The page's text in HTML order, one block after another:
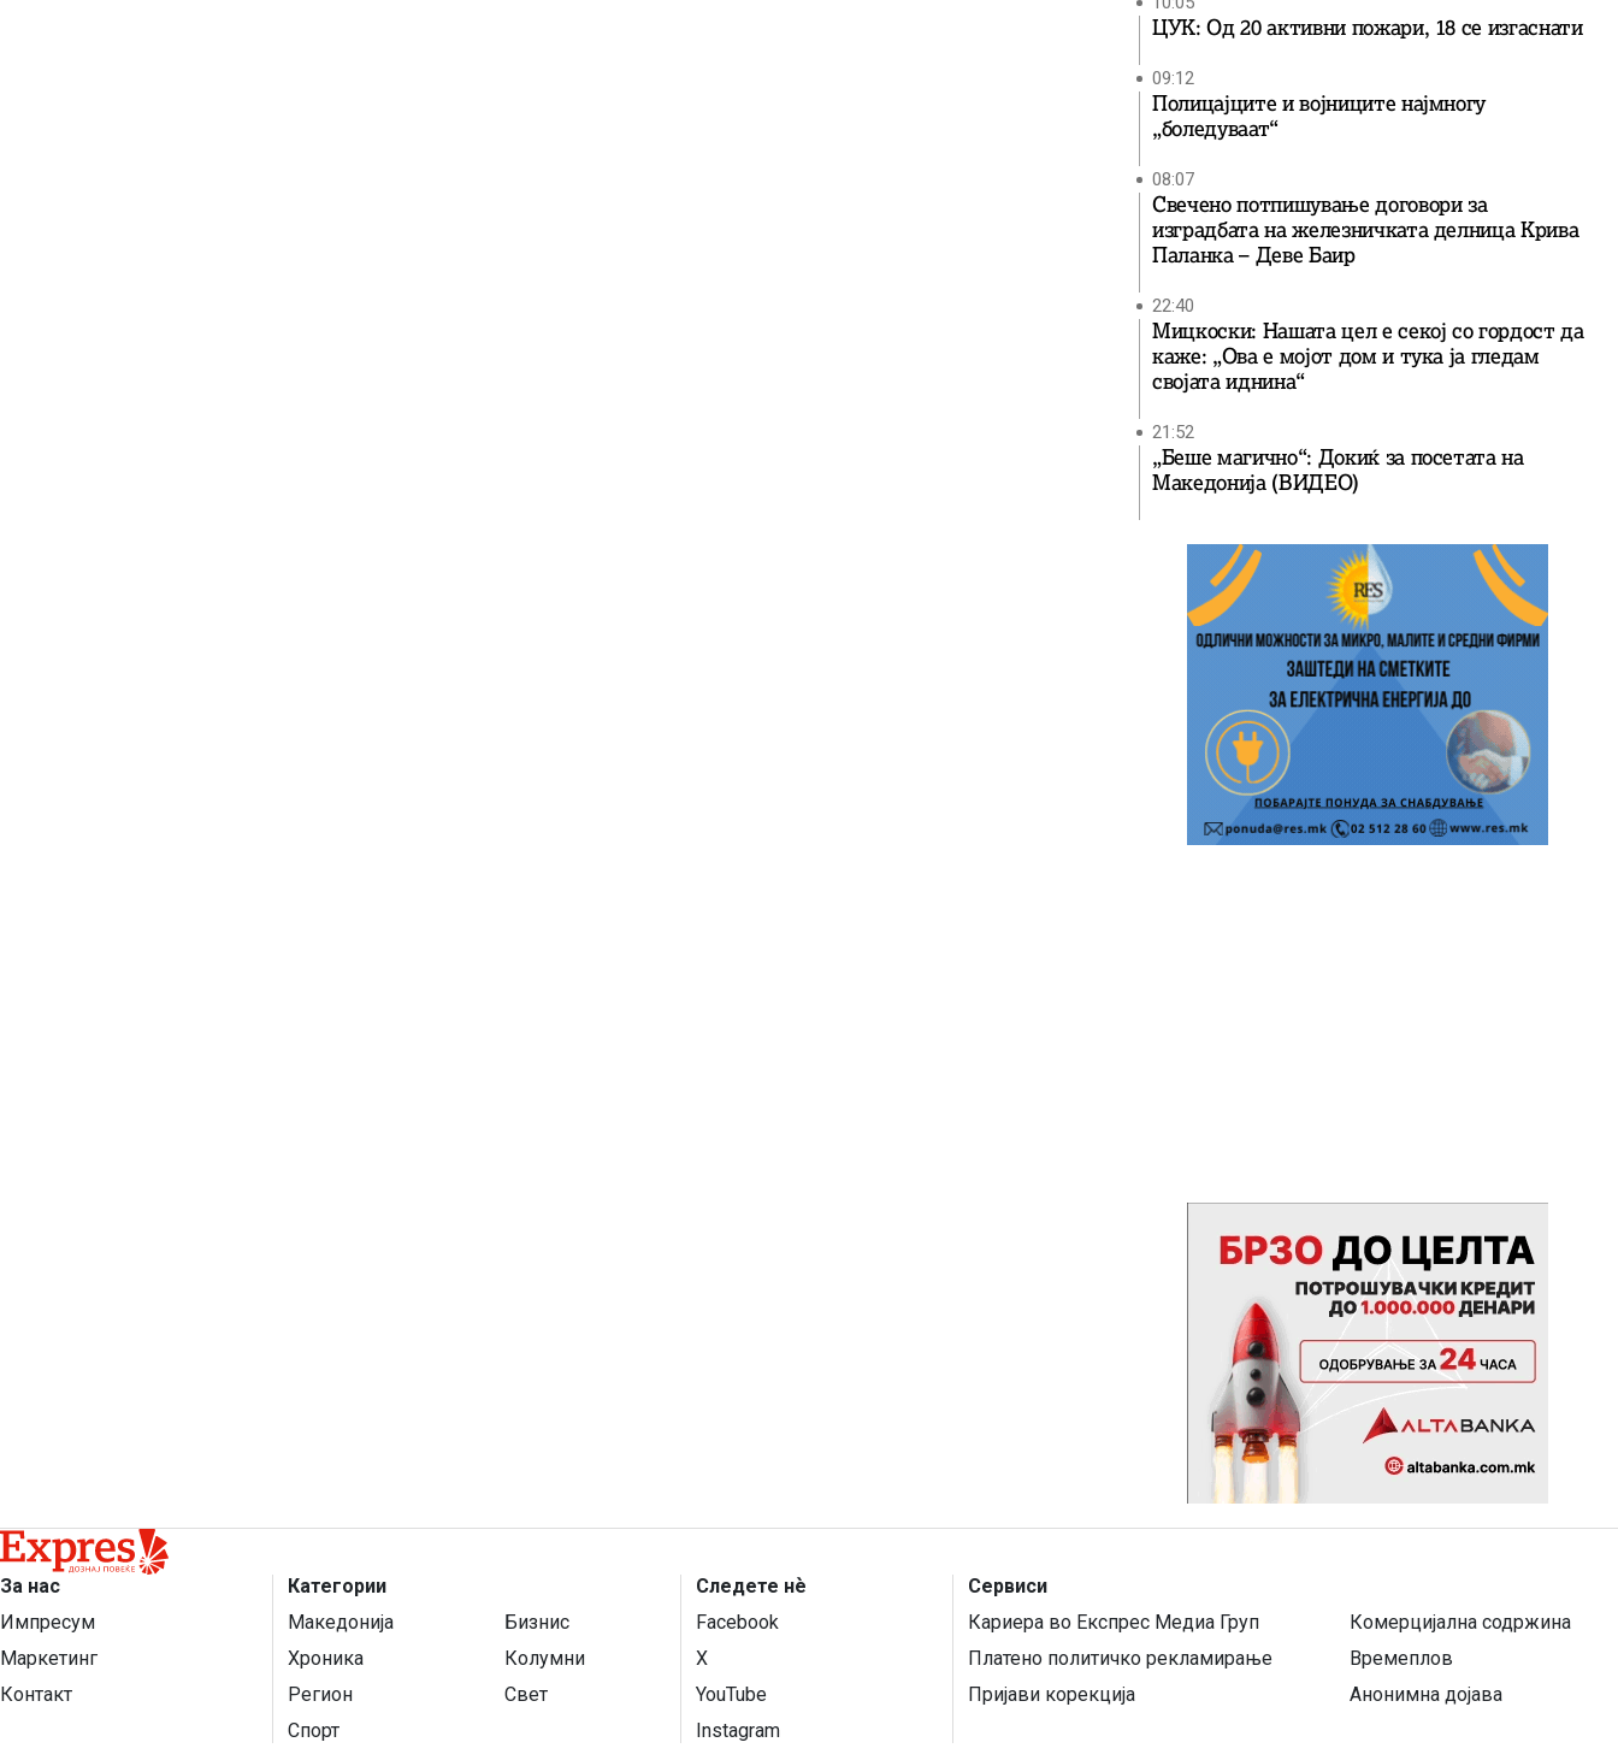
ЦУК: Од 20 активни пожари, 18 се изгаснати
09:12
Полицајците и војниците најмногу
„боледуваат“
08:07
Свечено потпишување договори за
изградбата на железничката делница Крива
Паланка – Деве Баир
22:40
Мицкоски: Нашата цел е секој со гордост да
каже: „Ова е мојот дом и тука ја гледам
својата иднина“
21:52
„Беше магично“: Докиќ за посетата на
Македонија (ВИДЕО)
За нас
Импресум
Маркетинг
Контакт
Категории
Македонија
Бизнис
Хроника
Колумни
Регион
Свет
Спорт
Следете нѐ
Facebook
X
YouTube
Instagram
Сервиси
Кариера во Експрес Медиа Груп
Комерцијална содржина
Платено политичко рекламирање
Времеплов
Пријави корекција
Анонимна дојава